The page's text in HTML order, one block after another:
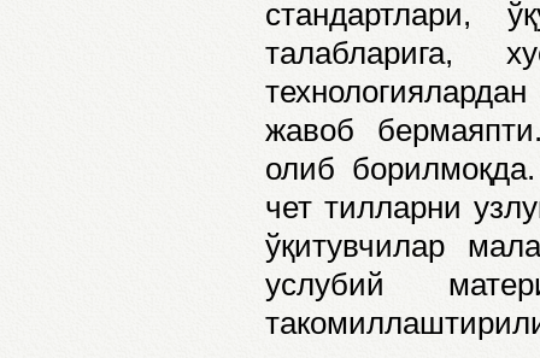
стандартлари,
талабларига,
жавоб
олиб
чет тилларни
ўқитувчилар
услубий